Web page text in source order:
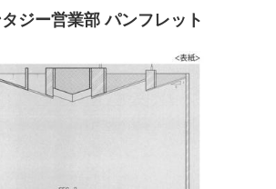
ジー営業部 パンフレット